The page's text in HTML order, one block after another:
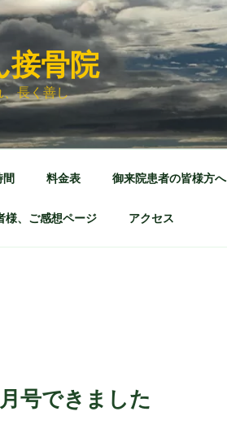
接骨院
、長く善し
間 料金表 御来院患者の皆様方へ
様、ご感想ページ アクセス
号できました